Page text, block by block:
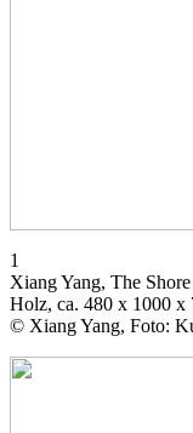
1
Xiang Yang, The
Holz, ca. 480 x 1000 x
© Xiang Yang, Foto: